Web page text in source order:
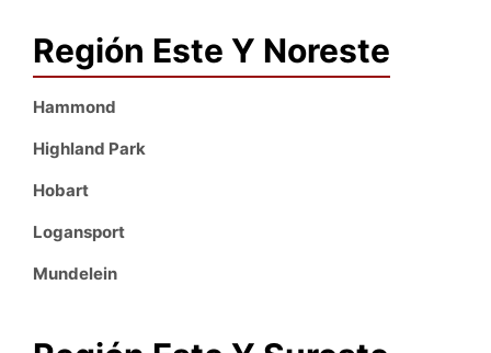
Región Este Y Noreste
Hammond
Highland Park
Hobart
Logansport
Mundelein